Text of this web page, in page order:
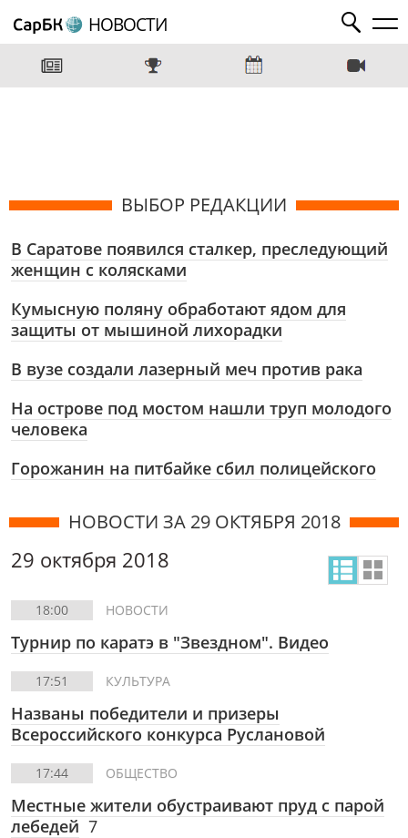
НОВОСТИ
ВЫБОР РЕДАКЦИИ
В Саратове появился сталкер, преследующий
женщин с колясками
Кумысную поляну обработают ядом для
защиты от мышиной лихорадки
В вузе создали лазерный меч против рака
На острове под мостом нашли труп молодого
человека
Горожанин на питбайке сбил полицейского
НОВОСТИ ЗА 29 ОКТЯБРЯ 2018
29 октября 2018
18:00 НОВОСТИ
Турнир по каратэ в "Звездном". Видео
17:51 КУЛЬТУРА
Названы победители и призеры
Всероссийского конкурса Руслановой
17:44 ОБЩЕСТВО
Местные жители обустраивают пруд с парой
лебедей 7